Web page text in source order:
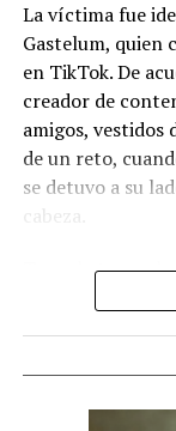
La víctima fue
Gastelum, quien
en TikTok. De
creador de
amigos, vestidos
de un reto,
se detuvo a su
cabeza.
Tras el ataque,
inmediato.
parte de la
hecho.